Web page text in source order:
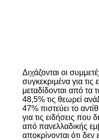
Διχάζονται οι
συγκεκριμένα για τις
μεταδίδονται από τα
48,5% τις θεωρεί
47% πιστεύει το
για τις ειδήσεις που
από πανελλαδικής
αποκρίνονται ότι δεν